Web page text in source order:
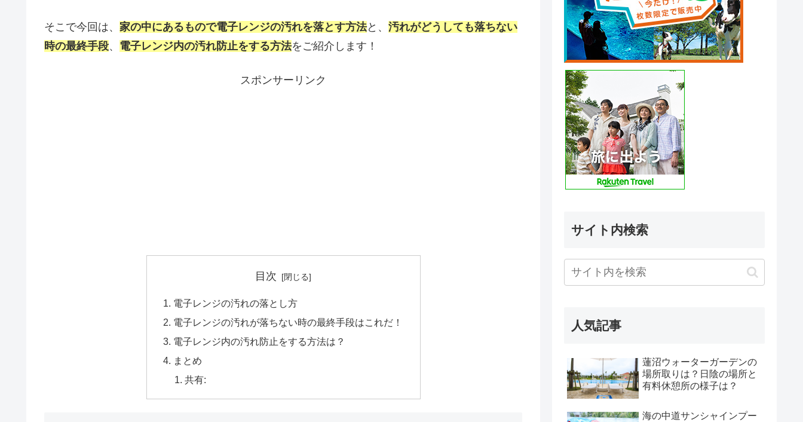
そこで今回は、 家の中にあるもので電子レンジの汚れを落とす方法と、 汚れがどうしても落ちない
時の最終手段、 電子レンジ内の汚れ防止をする方法をご紹介します！
スポンサーリンク
目次
電子レンジの汚れの落とし方
電子レンジの汚れが落ちない時の最終手段はこれだ！
電子レンジ内の汚れ防止をする方法は？
まとめ
共有:
サイト内検索
人気記事
蓮沼ウォーターガーデンの
場所取りは？日陰の場所と
有料休憩所の様子は？
海の中道サンシャインプー